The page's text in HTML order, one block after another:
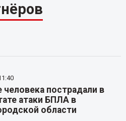
человека пострадали в
атаки БПЛА в
области